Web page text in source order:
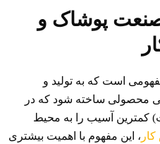
صنعت پوشاک و
است که به تولید و
محصولی ساخته شود که در
کمترین آسیب را به محیط
، این مفهوم با اهمیت بیشتری